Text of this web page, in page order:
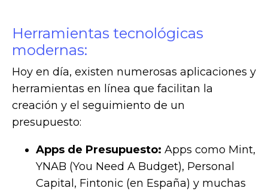
Herramientas tecnológicas
modernas:
Hoy en día, existen numerosas aplicaciones y
herramientas en línea que facilitan la
creación y el seguimiento de un
presupuesto:
Apps de Presupuesto: Apps como Mint,
YNAB (You Need A Budget), Personal
Capital, Fintonic (en España) y muchas